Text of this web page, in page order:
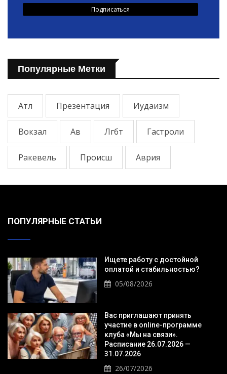
Популярные Метки
Атл Презентация Иудаизм
Вокзал Ав Лгбт Гастроли
Ракевель Происш Аврия
ПОПУЛЯРНЫЕ СТАТЬИ
Ищете работу с достойной
оплатой и стабильностью?
05/08/2026
Вас приглашают принять
участие в online-программе
клуба «Мы на связи».
Расписание 26.07.2026 —
31.07.2026
26/07/2026